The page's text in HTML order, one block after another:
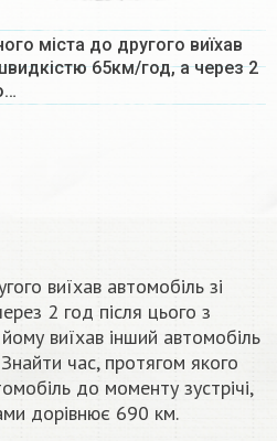
міста до другого виїхав
65км/год, а через 2
виїхав автомобіль зі
2 год після цього з
виїхав інший автомобіль
час, протягом якого
до моменту зустрічі,
дорівнює 690 км.